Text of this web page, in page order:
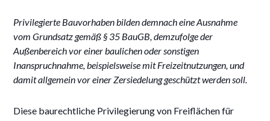
Privilegierte Bauvorhaben bilden demnach eine Ausnahme
vom Grundsatz gemäß § 35 BauGB, demzufolge der
Außenbereich vor einer baulichen oder sonstigen
Inanspruchnahme, beispielsweisemit Freizeitnutzungen, und
damit allgemein vor einer Zersiedelung geschützt werden soll.
Diese baurechtliche Privilegierung von Freiflächen für